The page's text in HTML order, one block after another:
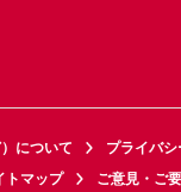
について プライバ
トマップ ご意見・ご